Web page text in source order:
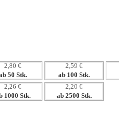
Zielgruppe.
2,80 €
50 Stk.
2,59 €
ab 100 Stk.
2,26 €
1000 Stk.
2,20 €
ab 2500 Stk.